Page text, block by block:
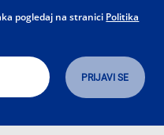
pogledaj na stranici Politika